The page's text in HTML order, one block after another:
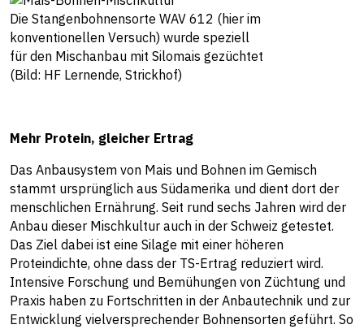
Die Stangenbohnensorte WAV 612 (hier im
konventionellen Versuch) wurde speziell
für den Mischanbau mit Silomais gezüchtet
(Bild: HF Lernende, Strickhof)
Mehr Protein, gleicher Ertrag
Das Anbausystem von Mais und Bohnen im Gemisch
stammt ursprünglich aus Südamerika und dient dort der
menschlichen Ernährung. Seit rund sechs Jahren wird der
Anbau dieser Mischkultur auch in der Schweiz getestet.
Das Ziel dabei ist eine Silage mit einer höheren
Proteindichte, ohne dass der TS-Ertrag reduziert wird.
Intensive Forschung und Bemühungen von Züchtung und
Praxis haben zu Fortschritten in der Anbautechnik und zur
Entwicklung vielversprechender Bohnensorten geführt. So